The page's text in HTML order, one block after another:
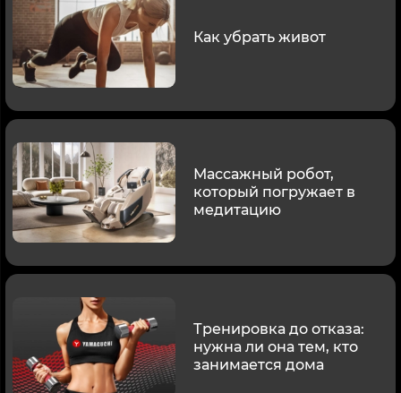
Как убрать живот
Массажный робот,
который погружает в
медитацию
Тренировка до отказа:
нужна ли она тем, кто
занимается дома